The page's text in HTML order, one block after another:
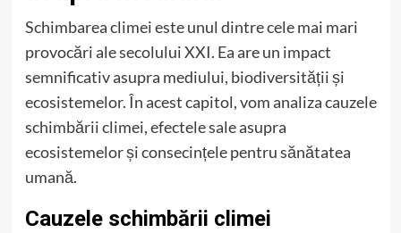
Schimbarea climei este unul dintre cele mai mari
provocări ale secolului XXI. Ea are un impact
semnificativ asupra mediului, biodiversității și
ecosistemelor. În acest capitol, vom analiza cauzele
schimbării climei, efectele sale asupra
ecosistemelor și consecințele pentru sănătatea
umană.
Cauzele schimbării climei